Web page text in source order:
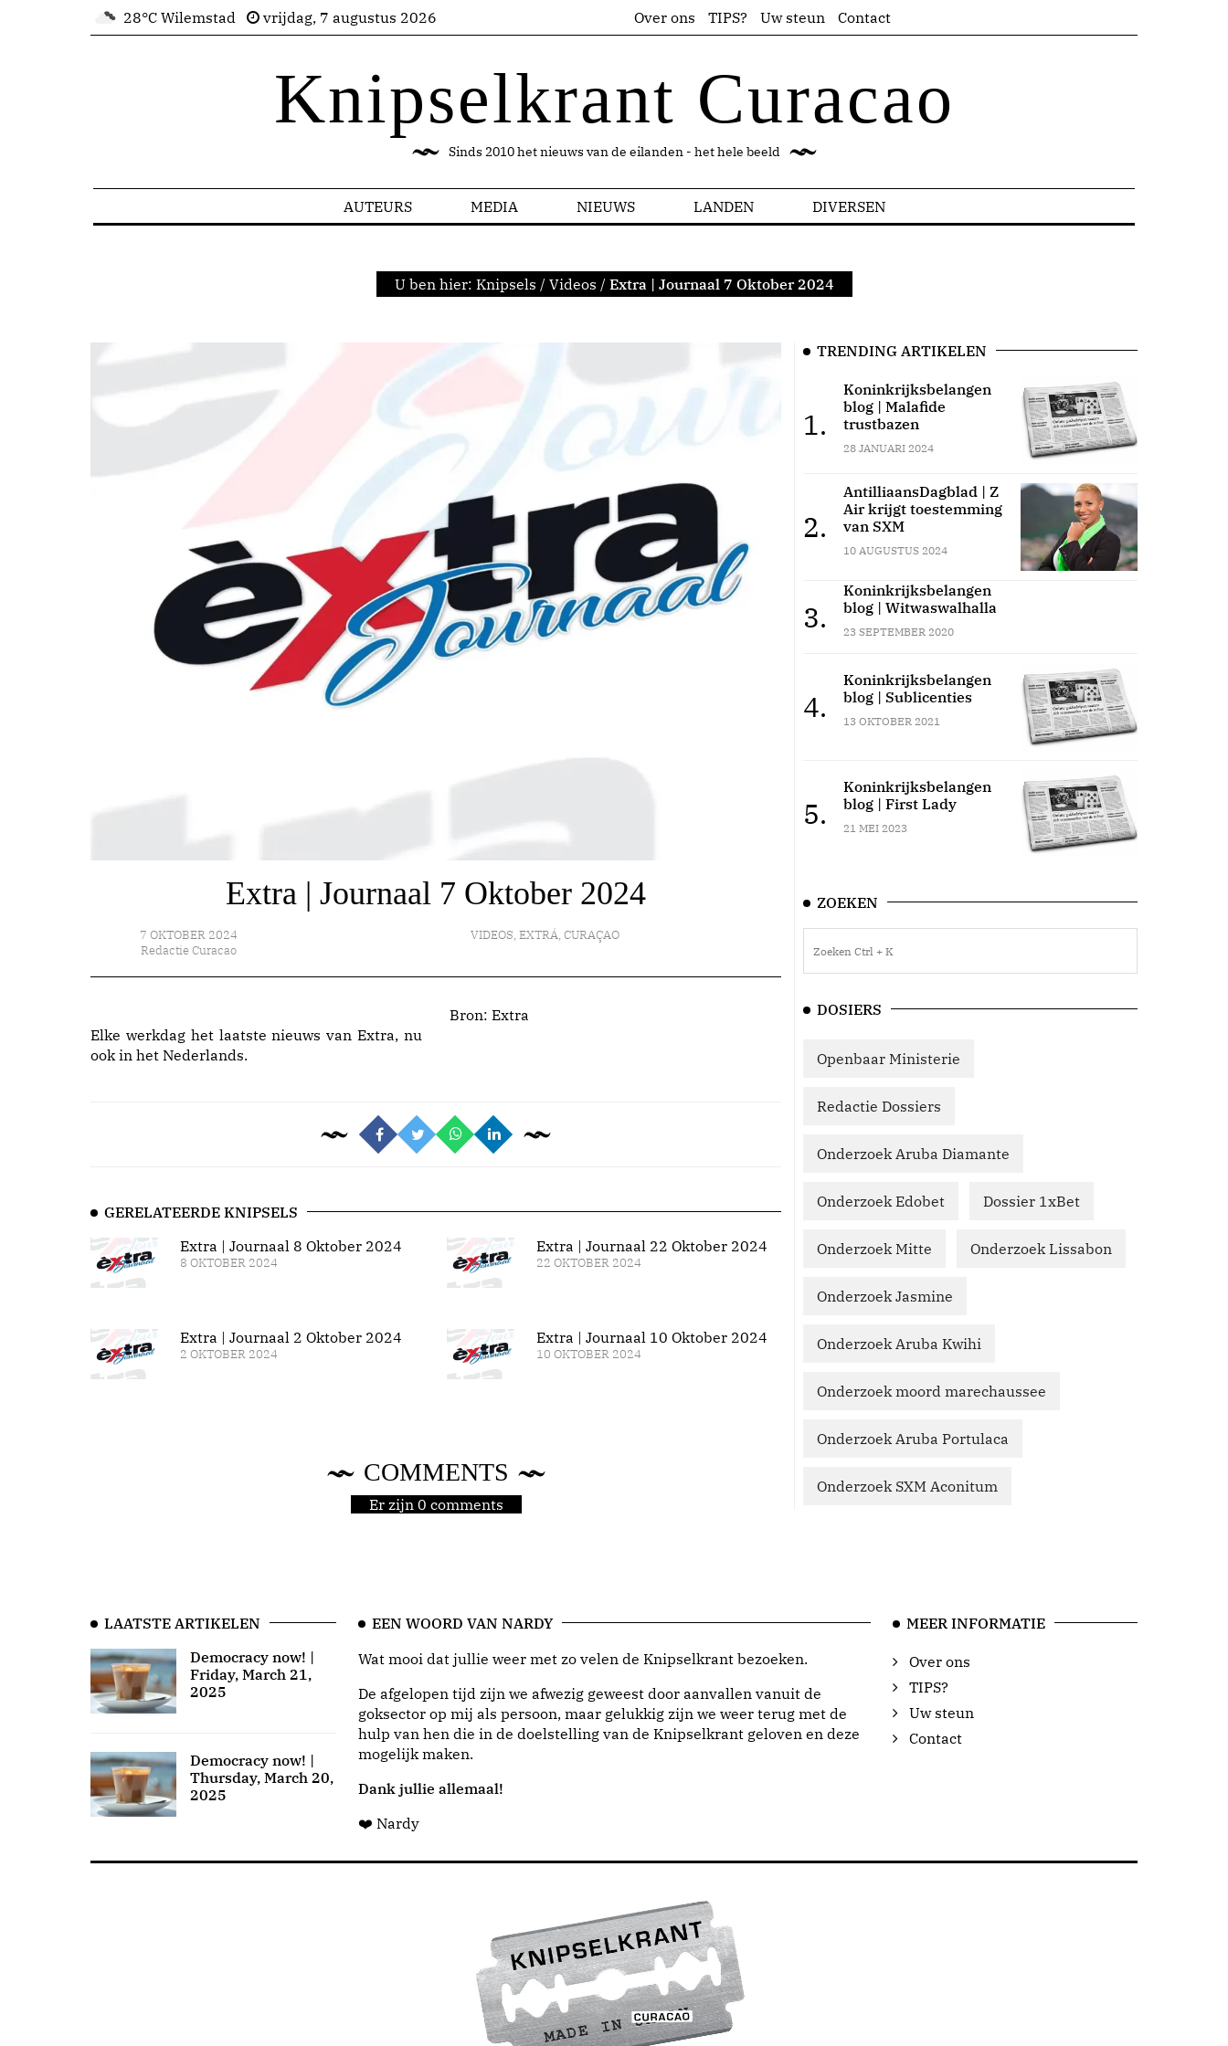
28°C Wilemstad vrijdag, 7 augustus 2026 Over ons TIPS? Uw steun Contact
Knipselkrant Curacao
Sinds 2010 het nieuws van de eilanden - het hele beeld
AUTEURS MEDIA NIEUWS LANDEN DIVERSEN
U ben hier: Knipsels / Videos / Extra | Journaal 7 Oktober 2024
Extra | Journaal 7 Oktober 2024
7 OKTOBER 2024
Redactie Curacao
VIDEOS,EXTRÁ,CURAÇAO
Elke werkdag het laatste nieuws van Extra, nu
ook in het Nederlands.
Bron: Extra
GERELATEERDE KNIPSELS
Extra | Journaal 8 Oktober 2024
8 OKTOBER 2024
Extra | Journaal 2 Oktober 2024
2 OKTOBER 2024
Extra | Journaal 22 Oktober 2024
22 OKTOBER 2024
Extra | Journaal 10 Oktober 2024
10 OKTOBER 2024
COMMENTS
Er zijn 0 comments
TRENDING ARTIKELEN
1.
Koninkrijksbelangen
blog | Malafide
trustbazen
28 JANUARI 2024
2.
AntilliaansDagblad | Z
Air krijgt toestemming
van SXM
10 AUGUSTUS 2024
3.
Koninkrijksbelangen
blog | Witwaswalhalla
23 SEPTEMBER 2020
4.
Koninkrijksbelangen
blog | Sublicenties
13 OKTOBER 2021
5.
Koninkrijksbelangen
blog | First Lady
21 MEI 2023
ZOEKEN
DOSIERS
Openbaar Ministerie
Redactie Dossiers
Onderzoek Aruba Diamante
Onderzoek Edobet Dossier 1xBet
Onderzoek Mitte Onderzoek Lissabon
Onderzoek Jasmine
Onderzoek Aruba Kwihi
Onderzoek moord marechaussee
Onderzoek Aruba Portulaca
Onderzoek SXM Aconitum
LAATSTE ARTIKELEN
Democracy now! |
Friday, March 21,
2025
Democracy now! |
Thursday, March 20,
2025
EEN WOORD VAN NARDY
Wat mooi dat jullie weer met zo velen de Knipselkrant bezoeken.
De afgelopen tijd zijn we afwezig geweest door aanvallen vanuit de
goksector op mij als persoon, maar gelukkig zijn we weer terug met de
hulp van hen die in de doelstelling van de Knipselkrant geloven en deze
mogelijk maken.
Dank jullie allemaal!
❤️ Nardy
MEER INFORMATIE
Over ons
TIPS?
Uw steun
Contact